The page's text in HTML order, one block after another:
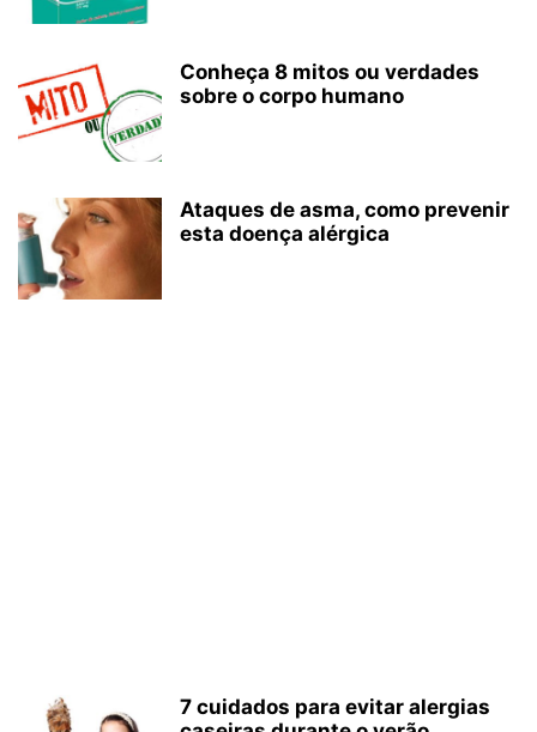
Conheça 8 mitos ou verdades
sobre o corpo humano
Ataques de asma, como prevenir
esta doença alérgica
7 cuidados para evitar alergias